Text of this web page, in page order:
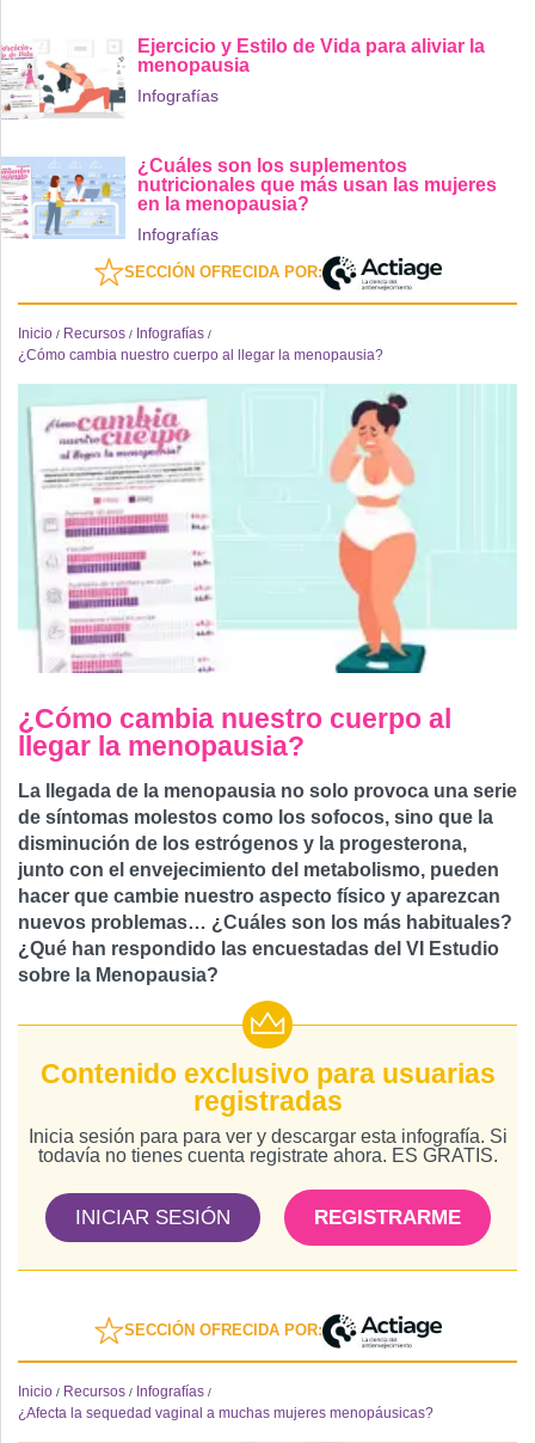
Ejercicio y Estilo de Vida para aliviar la
menopausia
Infografías
¿Cuáles son los suplementos
nutricionales que más usan las mujeres
en la menopausia?
Infografías
SECCIÓN OFRECIDA POR:
Inicio / Recursos / Infografías /
¿Cómo cambia nuestro cuerpo al llegar la menopausia?
¿Cómo cambia nuestro cuerpo al
llegar la menopausia?
La llegada de la menopausia no solo provoca una serie
de síntomas molestos como los sofocos, sino que la
disminución de los estrógenos y la progesterona,
junto con el envejecimiento del metabolismo, pueden
hacer que cambie nuestro aspecto físico y aparezcan
nuevos problemas… ¿Cuáles son los más habituales?
¿Qué han respondido las encuestadas del VI Estudio
sobre la Menopausia?
Contenido exclusivo para usuarias
registradas
Inicia sesión para para ver y descargar esta infografía. Si
todavía no tienes cuenta registrate ahora. ES GRATIS.
INICIAR SESIÓN REGISTRARME
SECCIÓN OFRECIDA POR:
Inicio / Recursos / Infografías /
¿Afecta la sequedad vaginal a muchas mujeres menopáusicas?